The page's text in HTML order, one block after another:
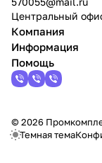
Центральный
Компания
Информация
Помощь
© 2026
Темная тема